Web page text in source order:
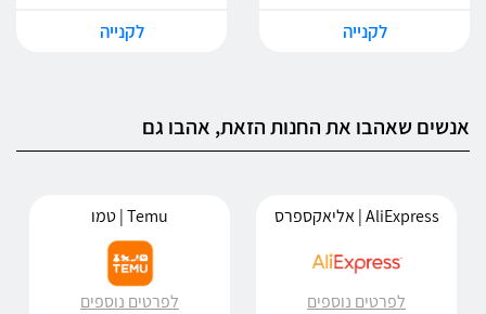
לקנייה לקנייה
אנשים שאהבו את החנות הזאת, אהבו גם
AliExpress | אליאקספרס
לפרטים נוספים
Temu | טמו
לפרטים נוספים